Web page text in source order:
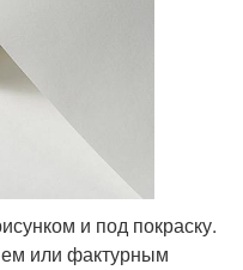
и под покраску.
или фактурным